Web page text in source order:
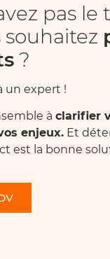
pas le
souhaitez
?
un expert !
à clarifier
enjeux. Et
est la bonne